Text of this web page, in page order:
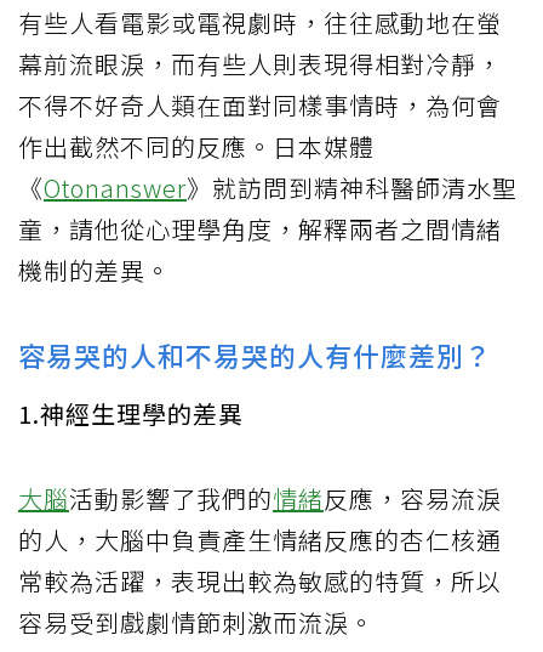
有些人看電影或電視劇時，往往感動地在螢
幕前流眼淚，而有些人則表現得相對冷靜，
不得不好奇人類在面對同樣事情時，為何會
作出截然不同的反應。日本媒體
《Otonanswer》就訪問到精神科醫師清水聖
童，請他從心理學角度，解釋兩者之間情緒
機制的差異。
容易哭的人和不易哭的人有什麼差別？
1.神經生理學的差異
大腦活動影響了我們的情緒反應，容易流淚
的人，大腦中負責產生情緒反應的杏仁核通
常較為活躍，表現出較為敏感的特質，所以
容易受到戲劇情節刺激而流淚。